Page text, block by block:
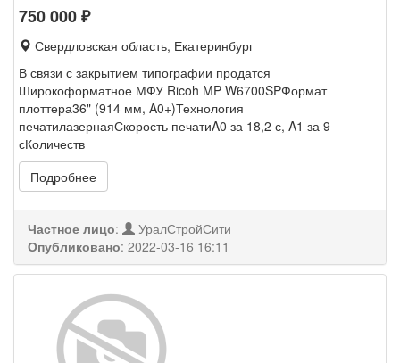
750 000₽
Свердловская область, Екатеринбург
В связи с закрытием типографии продатся
Широкоформатное МФУ Ricoh MP W6700SPФормат
плоттера36" (914 мм, A0+)Технология
печатилазернаяСкорость печатиA0 за 18,2 с, A1 за 9
сКоличеств
Подробнее
Частное лицо:
УралСтройСити
Опубликовано: 2022-03-16 16:11